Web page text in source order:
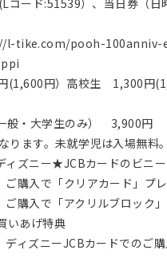
コード:51539）、当日券（
l-tike.com/pooh-100anniv-
(1,600円）高校生 1,300円
・大学生のみ） 3,900円
。未就学児は入場無料。
ィズニー★JCBカードのビニ
で「クリアカード」プレ
で「アクリルブロック」
あげ特典
ーJCBカードでのご購入